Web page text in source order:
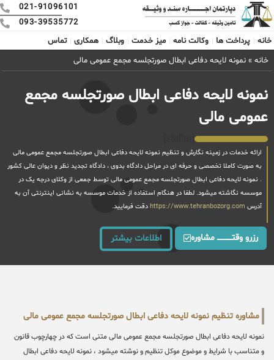
021-91096101
093-39535772
خانه
پرداخت ها وکالت نامه میز خدمت وبلاگ همکاری
تماس
خانه » نمونه لایحه دفاعی ابطال صورتجلسه مجمع عمومی مالی
نمونه لایحه دفاعی ابطال صورتجلسه مجمع
عمومی مالی
ارائه خدمات در زمینه نگارش و تنظیم نمونه لایحه دفاعی ابطال صورتجلسه مجمع عمومی مالی
به صورت کاملا تخصصی و حرفه ای در مراحل دادگاه بدوی ، دادگاه تجدید نظر و دیوان عالی کشور
. نمونه لایحه دفاعی ابطال صورتجلسه مجمع عمومی مالی توسط جمعی از وکلای درجه یک در
موسسه نگاشته میشود. لطفا در هنگام استفاده از خدمات موسسه به نشانی اینترنتی آن به
آدرس https://www.tehranbozorg.com دقت فرمایید.
رزرو وقتــــــــــــ مشاوره اطلاعات بیشتر
مشاوره تنظیم نمونه لایحه دفاعی ابطال صورتجلسه مجمع عمومی مالی
نمونه لایحه دفاعی ابطال صورتجلسه مجمع عمومی مالی متنی است که در چهارچوب قانون
و متناسب با شرایط و موضوع موکل تنظیم و نوشته میشود ، نمونه لایحه دفاعی ابطال